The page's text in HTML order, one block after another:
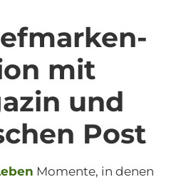
mit
und
Post
Momente, in denen